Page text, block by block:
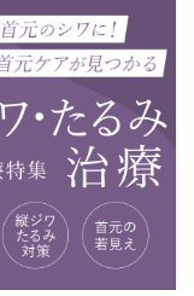
ュー
のメニュー
クが